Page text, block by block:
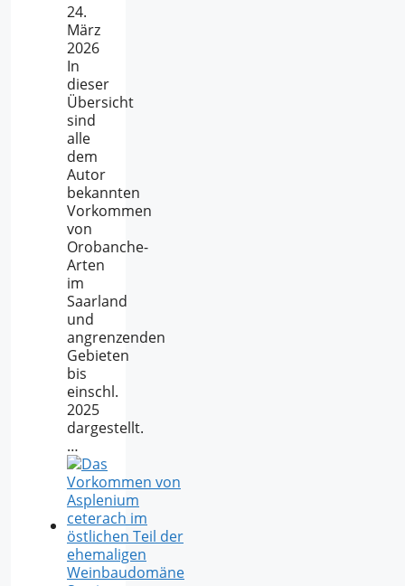
24.
März
2026
In
dieser
Übersicht
sind
alle
dem
Autor
bekannten
Vorkommen
von
Orobanche-
Arten
im
Saarland
und
angrenzenden
Gebieten
bis
einschl.
2025
dargestellt.
…